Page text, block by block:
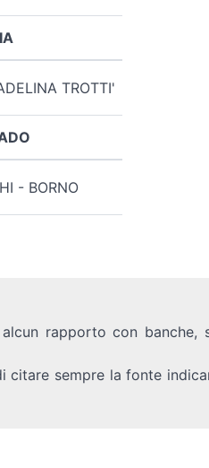
TROTTI'
- BORNO
rapporto con
sempre la fonte